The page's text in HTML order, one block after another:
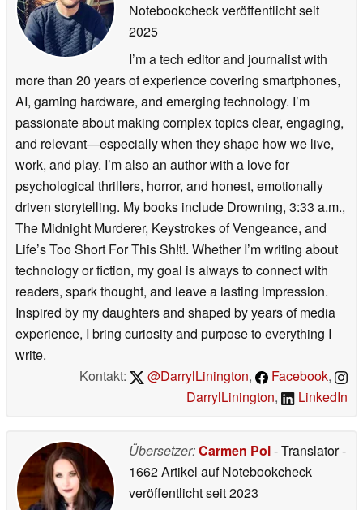
Notebookcheck veröffentlichtseit
2025
I’m a tech editor and journalist with
more than 20 years of experience covering smartphones,
AI, gaming hardware, and emerging technology. I’m
passionate about making complex topics clear, engaging,
and relevant—especially when they shape how we live,
work, and play. I’m also an author with a love for
psychological thrillers, horror, and honest, emotionally
driven storytelling. My books include Drowning, 3:33 a.m.,
The Midnight Murderer, Keystrokes of Vengeance, and
Life’s Too Short For This Sh!t!. Whether I’m writing about
technology or fiction, my goal is always to connect with
readers, spark thought, and leave a lasting impression.
Inspired by my daughters and shaped by years of media
experience, I bring curiosity and purpose to everything I
write.
Kontakt:
@DarrylLinington, Facebook,
DarrylLinington, LinkedIn
Übersetzer:Carmen Pol- Translator-
1662 Artikel auf Notebookcheck
veröffentlichtseit 2023